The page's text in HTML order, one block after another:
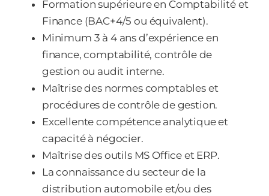
Formation supérieure en Comptabilité et
Finance (BAC+4/5 ou équivalent).
Minimum 3 à 4 ans d’expérience en
finance, comptabilité, contrôle de
gestion ou audit interne.
Maîtrise des normes comptables et
procédures de contrôle de gestion.
Excellente compétence analytique et
capacité à négocier.
Maîtrise des outils MS Office et ERP.
La connaissance du secteur de la
distribution automobile et/ou des